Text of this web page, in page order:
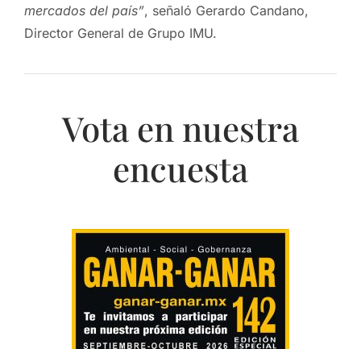
mercados del país”, señaló Gerardo Candano,
Director General de Grupo IMU.
Vota en nuestra
encuesta